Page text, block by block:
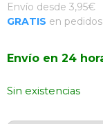
Envío desde 3,95€
GRATIS en
Envío en 24
Sin existencias